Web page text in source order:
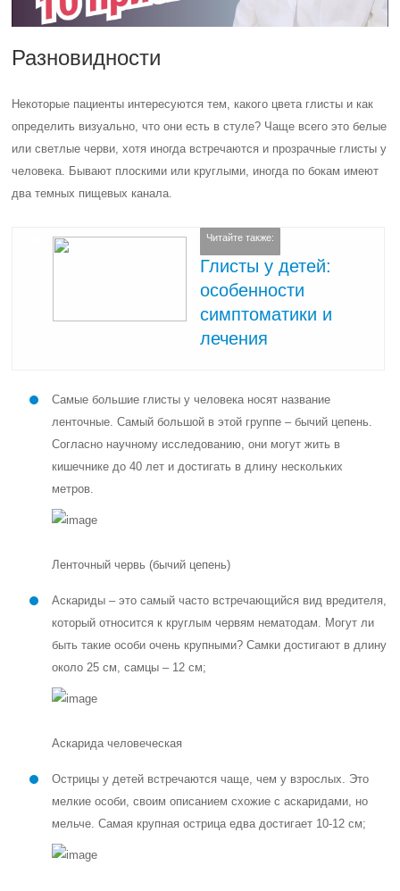
Разновидности
Некоторые пациенты интересуются тем, какого цвета глисты и как
определить визуально, что они есть в стуле? Чаще всего это белые
или светлые черви, хотя иногда встречаются и прозрачные глисты у
человека. Бывают плоскими или круглыми, иногда по бокам имеют
два темных пищевых канала.
Читайте также:
Глисты у детей:
особенности
симптоматики и
лечения
Самые большие глисты у человека носят название
ленточные. Самый большой в этой группе – бычий цепень.
Согласно научному исследованию, они могут жить в
кишечнике до 40 лет и достигать в длину нескольких
метров.
Ленточный червь (бычий цепень)
Аскариды – это самый часто встречающийся вид вредителя,
который относится к круглым червям нематодам. Могут ли
быть такие особи очень крупными? Самки достигают в длину
около 25 см, самцы – 12 см;
Аскарида человеческая
Острицы у детей встречаются чаще, чем у взрослых. Это
мелкие особи, своим описанием схожие с аскаридами, но
мельче. Самая крупная острица едва достигает 10-12 см;